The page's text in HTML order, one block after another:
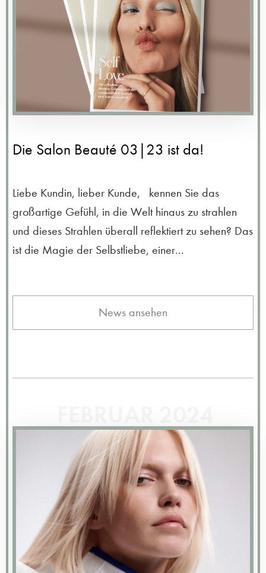
Die Salon Beauté 03|23 ist da!
Liebe Kundin, lieber Kunde, kennen Sie das
großartige Gefühl, in die Welt hinaus zu strahlen
und dieses Strahlen überall reflektiert zu sehen? Das
ist die Magie der Selbstliebe, einer...
News ansehen